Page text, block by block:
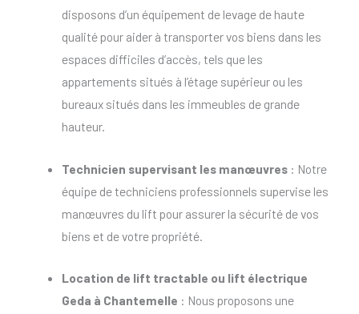
disposons d’un équipement de levage de haute
qualité pour aider à transporter vos biens dans les
espaces difficiles d’accès, tels que les
appartements situés à l’étage supérieur ou les
bureaux situés dans les immeubles de grande
hauteur.
Technicien supervisant les manœuvres: Notre
équipe de techniciens professionnels supervise les
manœuvres du lift pour assurer la sécurité de vos
biens et de votre propriété.
Location de lift tractable ou lift électrique
Geda à Chantemelle : Nous proposons une